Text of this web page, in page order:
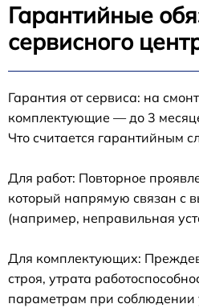
Гарантийные
сервисного
Гарантия от сервиса: на
комплектующие — до 3
Что считается гарантийным
Для работ: Повторное
который напрямую связан с
(например, неправильная
Для комплектующих:
строя, утрата
параметрам при соблюдении